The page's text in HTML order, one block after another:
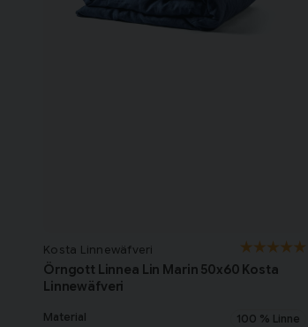
Kosta Linnewäfveri
Örngott Linnea Lin Marin 50x60 Kosta
Linnewäfveri
Material
100 % Linne